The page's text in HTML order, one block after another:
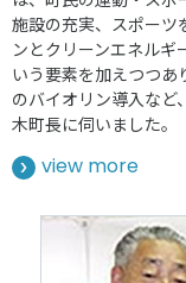
施設の充実、スポーツ
ンとクリーンエネルギ
いう要素を加えつつあ
のバイオリン導入など
木町長に伺いました。
view more